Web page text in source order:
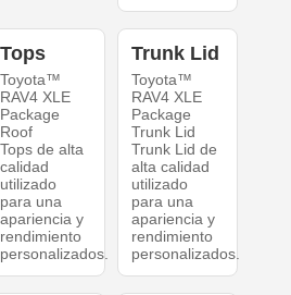
Tops
Toyota™
RAV4 XLE
Package
Roof
Tops de alta
calidad
utilizado
para una
apariencia y
rendimiento
personalizados.
Trunk Lid
Toyota™
RAV4 XLE
Package
Trunk Lid
Trunk Lid de
alta calidad
utilizado
para una
apariencia y
rendimiento
personalizados.